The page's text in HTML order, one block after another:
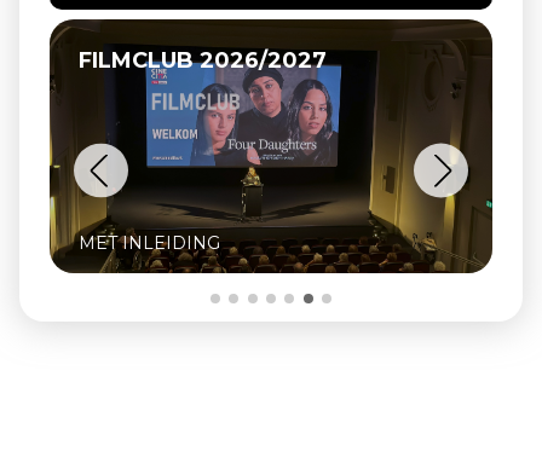
FILMCLUB 2026/2027
MET INLEIDING